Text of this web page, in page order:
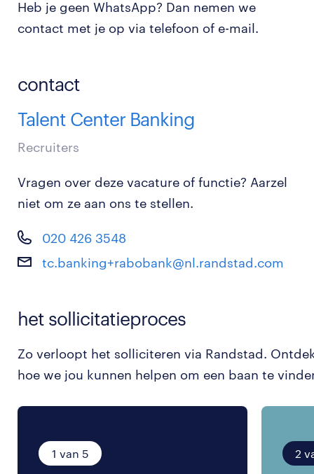
Heb je geen WhatsApp? Dan nemen we
contact met je op via telefoon of e-mail.
contact
Talent Center Banking
Recruiters
Vragen over deze vacature of functie? Aarzel
niet om ze aan ons te stellen.
020 426 3548
tc.banking+rabobank@nl.randstad.com
het sollicitatieproces
Zo verloopt het solliciteren via Randstad.
hoe we jou kunnen helpen om een baan te
1 van 5 2